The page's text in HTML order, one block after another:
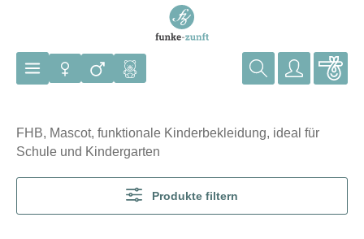
FHB, Mascot, funktionale Kinderbekleidung, ideal für
Schule und Kindergarten
Produkte filtern